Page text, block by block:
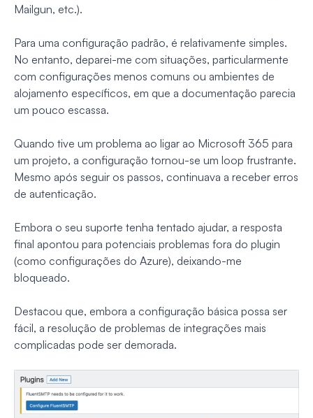
Mailgun, etc.).
Para uma configuração padrão, é relativamente simples.
No entanto, deparei-me com situações, particularmente
com configurações menos comuns ou ambientes de
alojamento específicos, em que a documentação parecia
um pouco escassa.
Quando tive um problema ao ligar ao Microsoft 365 para
um projeto, a configuração tornou-se um loop frustrante.
Mesmo após seguir os passos, continuava a receber erros
de autenticação.
Embora o seu suporte tenha tentado ajudar, a resposta
final apontou para potenciais problemas fora do plugin
(como configurações do Azure), deixando-me
bloqueado.
Destacou que, embora a configuração básica possa ser
fácil, a resolução de problemas de integrações mais
complicadas pode ser demorada.